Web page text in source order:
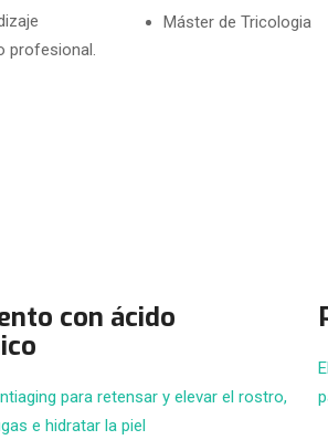
profesional.
Máster de Tricologia
con ácido
para retensar y elevar el rostro,
e hidratar la piel